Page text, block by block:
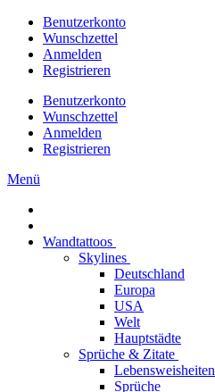
Benutzerkonto
Wunschzettel
Anmelden
Registrieren
Benutzerkonto
Wunschzettel
Anmelden
Registrieren
Menü
Wandtattoos
Skylines
Deutschland
Europa
USA
Welt
Hauptstädte
Sprüche & Zitate
Lebensweisheiten
Sprüche